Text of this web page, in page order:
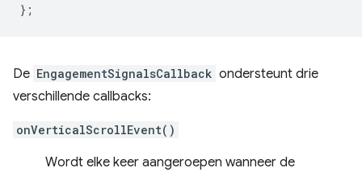
};
De EngagementSignalsCallback ondersteunt drie
verschillende callbacks:
onVerticalScrollEvent()
Wordt elke keer aangeroepen wanneer de